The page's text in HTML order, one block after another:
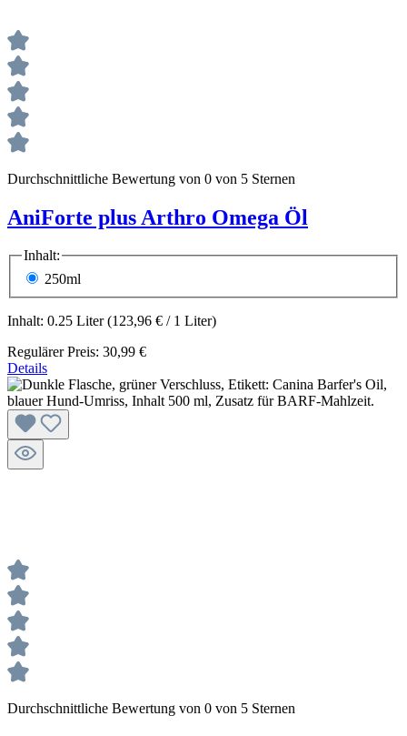
Durchschnittliche Bewertung von 0 von 5 Sternen
AniForte plus Arthro Omega Öl
Inhalt:
250ml
Inhalt: 0.25 Liter(123,96 € / 1 Liter)
Regulärer Preis: 30,99 €
Details
Durchschnittliche Bewertung von 0 von 5 Sternen